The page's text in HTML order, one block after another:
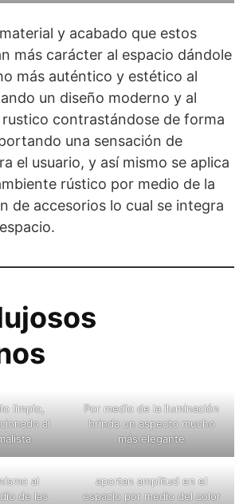
y acabado que estos
más carácter al espacio dándole
más auténtico y estético al
un diseño moderno y al
contrastándose de forma
una sensación de
el usuario, y así mismo se aplica
rústico por medio de la
de accesorios lo cual se integra
limpio,
al
Por medio de la iluminación
brinda un aspecto mucho
más elegante
al
de las
aportan amplitud en el
espacio por medio del color